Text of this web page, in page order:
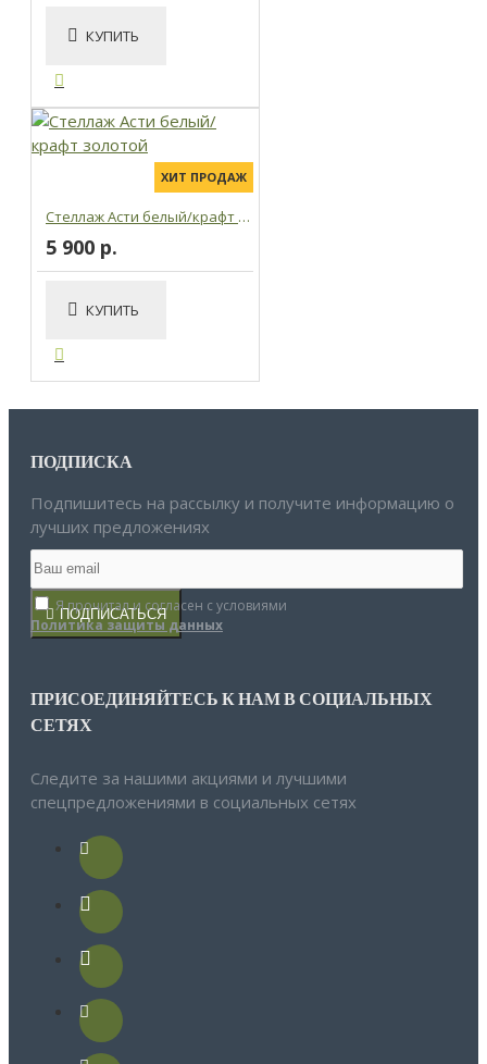
КУПИТЬ
ХИТ ПРОДАЖ
Стеллаж Асти белый/крафт золотой
5 900 р.
КУПИТЬ
ПОДПИСКА
Подпишитесь на рассылку и получите информацию о
лучших предложениях
ПОДПИСАТЬСЯ
Я прочитал и согласен с условиями
Политика защиты данных
ПРИСОЕДИНЯЙТЕСЬ К НАМ В СОЦИАЛЬНЫХ
СЕТЯХ
Следите за нашими акциями и лучшими
спецпредложениями в социальных сетях